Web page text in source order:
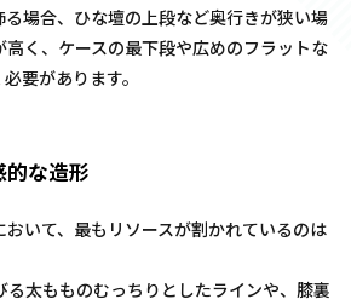
場合、ひな壇の上段など奥行きが狭い場
く、ケースの最下段や広めのフラットな
要があります。
な造形
いて、最もリソースが割かれているのは
太もものむっちりとしたラインや、膝裏